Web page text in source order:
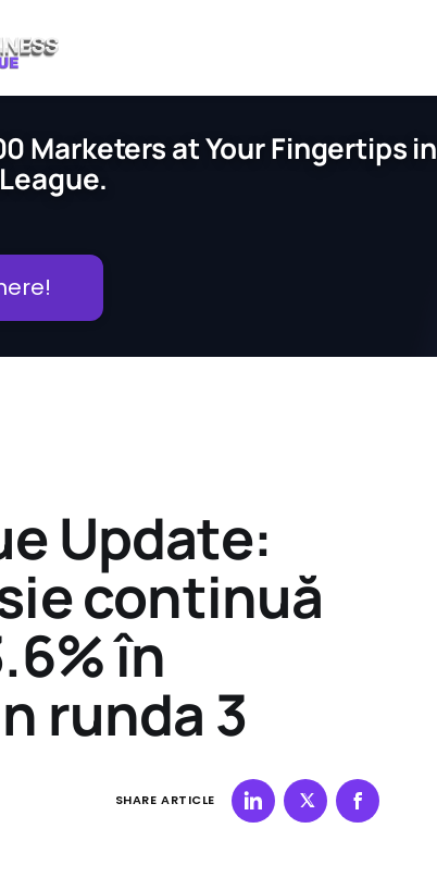
Marketers at Your Fingertips in
Update:
continuă
în
runda 3
SHARE ARTICLE